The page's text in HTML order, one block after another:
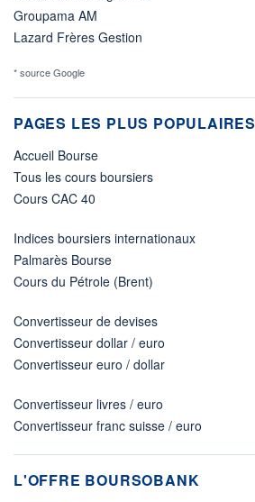
Groupama AM
Lazard Frères Gestion
* source Google
PAGES LES PLUS POPULAIRES
Accueil Bourse
Tous les cours boursiers
Cours CAC 40
Indices boursiers internationaux
Palmarès Bourse
Cours du Pétrole (Brent)
Convertisseur de devises
Convertisseur dollar / euro
Convertisseur euro / dollar
Convertisseur livres / euro
Convertisseur franc suisse / euro
L'OFFRE BOURSOBANK